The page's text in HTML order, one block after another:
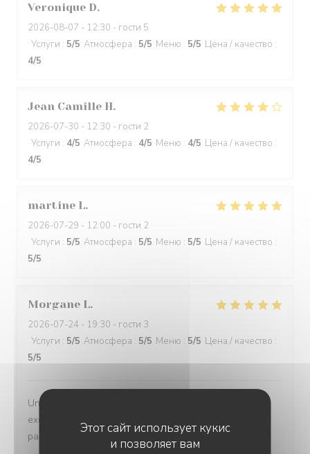
Этот сайт использует кукис
и позволяет вам
Veronique D
2026-08-07 - 12:30 - гости 5
Услуги : 5/5 Атмосфера : 5/5 Меню : 5/5 Цена / качество :
4/5
Jean Camille H
2026-07-30 - 12:30 - гости 2
Услуги : 4/5 Атмосфера : 4/5 Меню : 4/5 Цена / качество :
4/5
martine L
2026-07-29 - 12:00 - гости 2
Услуги : 5/5 Атмосфера : 5/5 Меню : 5/5 Цена / качество :
5/5
Morgane L
2026-07-24 - 19:30 - гости 3
Услуги : 5/5 Атмосфера : 5/5 Меню : 5/5 Цена / качество :
5/5
Un accueil chaleureux, une carte diversifiée, des plats
excellents, nous recommandons ce lieu qui ravie les
papilles